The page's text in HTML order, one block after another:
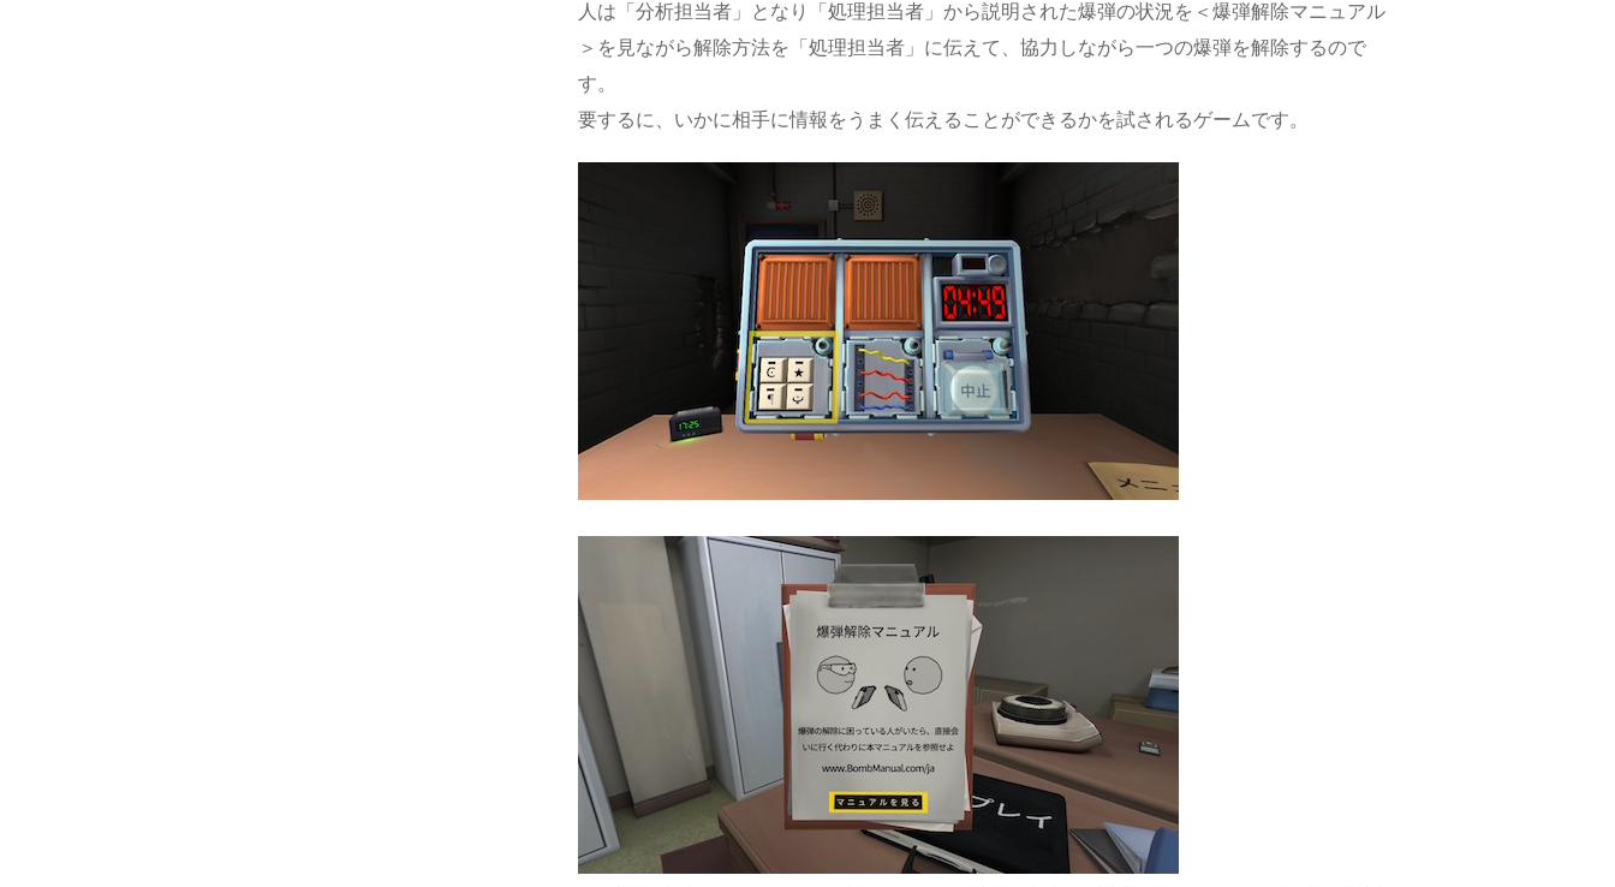
人は「分析担当者」となり「処理担当者」から説明された爆弾の状況を＜爆弾解除マニュアル
＞を見ながら解除方法を「処理担当者」に伝えて、協力しながら一つの爆弾を解除するので
す。
要するに、いかに相手に情報をうまく伝えることができるかを試されるゲームです。